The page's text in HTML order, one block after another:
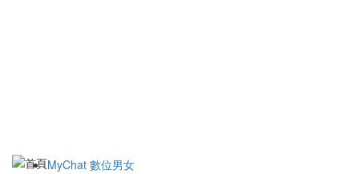
MyChat 數位男女